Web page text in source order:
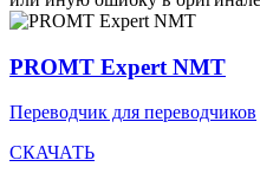
PROMT Expert NMT
Переводчик для переводчиков
СКАЧАТЬ